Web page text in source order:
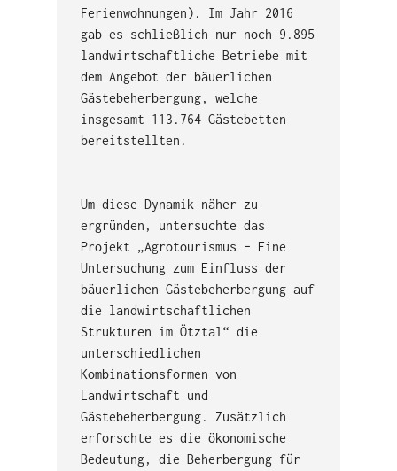
Ferienwohnungen). Im Jahr 2016
gab es schließlich nur noch 9.895
landwirtschaftliche Betriebe mit
dem Angebot der bäuerlichen
Gästebeherbergung, welche
insgesamt 113.764 Gästebetten
bereitstellten.
Um diese Dynamik näher zu
ergründen, untersuchte das
Projekt „Agrotourismus – Eine
Untersuchung zum Einfluss der
bäuerlichen Gästebeherbergung auf
die landwirtschaftlichen
Strukturen im Ötztal“ die
unterschiedlichen
Kombinationsformen von
Landwirtschaft und
Gästebeherbergung. Zusätzlich
erforschte es die ökonomische
Bedeutung, die Beherbergung für